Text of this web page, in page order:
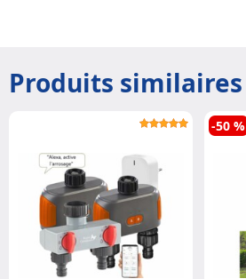
Produits similaires
-50 %